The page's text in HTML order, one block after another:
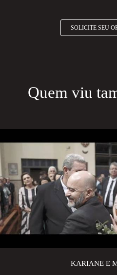
SOLICITE SEU
Quem viu
KARIANE E